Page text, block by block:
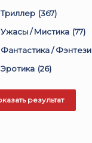
Триллер (367)
Ужасы / Мистика (77)
Фантастика / Фэнтези
Эротика (26)